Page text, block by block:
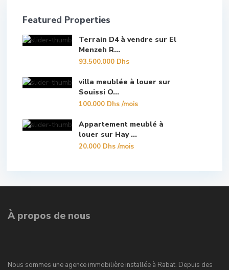
Featured Properties
Terrain D4 à vendre sur El
Menzeh R...
93.500.000 Dhs
villa meublée à louer sur
Souissi O...
100.000 Dhs/mois
Appartement meublé à
louer sur Hay ...
20.000 Dhs/mois
À propos de nous
Nous sommes une agence immobilière installée à Rabat. Depuis des